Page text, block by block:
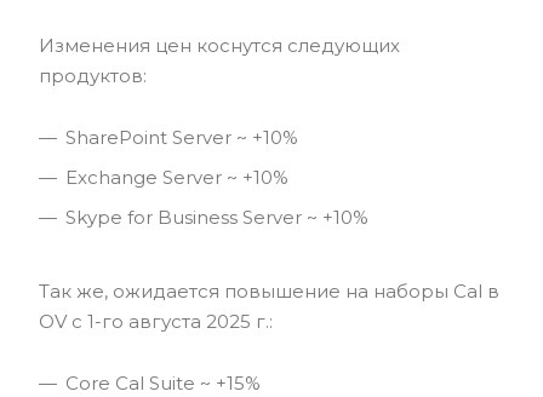
Изменения цен коснутся следующих
продуктов:
SharePoint Server ~ +10%
Exchange Server ~ +10%
Skype for Business Server ~ +10%
Так же, ожидается повышение на наборы Cal в
OV с 1-го августа 2025 г.:
Core Cal Suite ~ +15%